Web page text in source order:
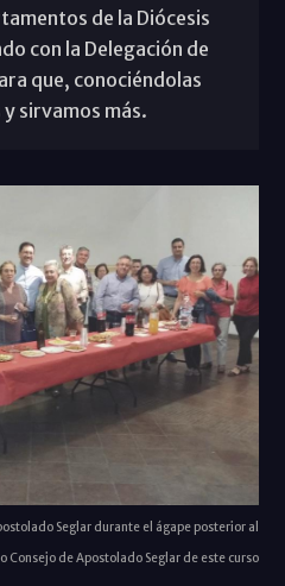
de la Diócesis
con la Delegación de
que, conociéndolas
y sirvamos más.
Seglar durante el ágape posterior al
Consejo de Apostolado Seglar de este curso